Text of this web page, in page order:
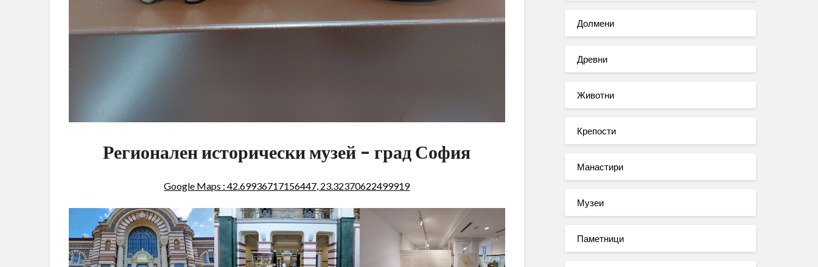
Регионален исторически музей – град София
Google Maps : 42.69936717156447, 23.32370622499919
Долмени
Древни
Животни
Крепости
Манастири
Музеи
Паметници